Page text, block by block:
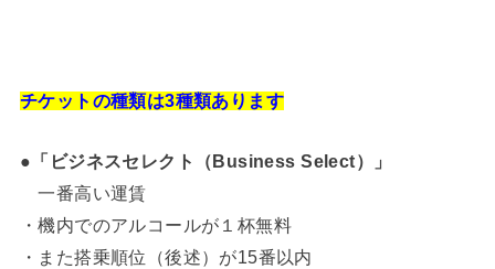
チケットの種類は3種類あります
●「ビジネスセレクト（Business Select）」
一番高い運賃
・機内でのアルコールが１杯無料
・また搭乗順位（後述）が15番以内